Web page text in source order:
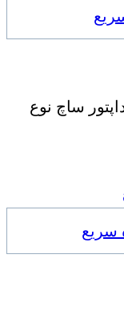
ساچ نوع
سریع